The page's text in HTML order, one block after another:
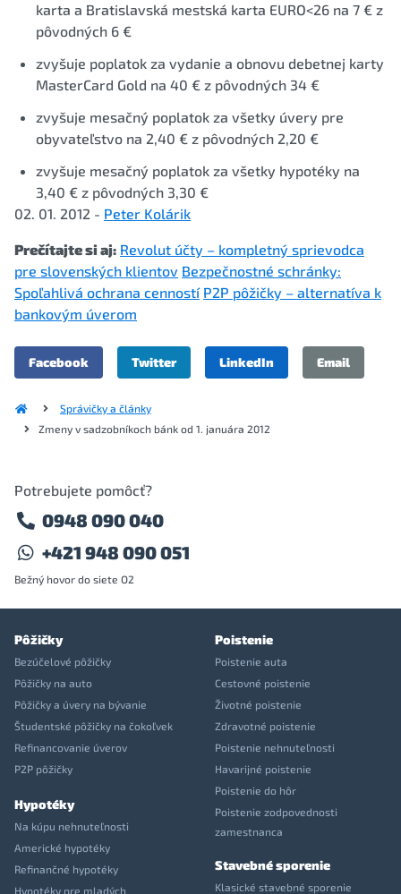
karta a Bratislavská mestská karta EURO<26 na 7 € z
pôvodných 6 €
zvyšuje poplatok za vydanie a obnovu debetnej karty
MasterCard Gold na 40 € z pôvodných 34 €
zvyšuje mesačný poplatok za všetky úvery pre
obyvateľstvo na 2,40 € z pôvodných 2,20 €
zvyšuje mesačný poplatok za všetky hypotéky na
3,40 € z pôvodných 3,30 €
02. 01. 2012 - Peter Kolárik
Prečítajte si aj: Revolut účty – kompletný sprievodca
pre slovenských klientov Bezpečnostné schránky:
Spoľahlivá ochrana cenností P2P pôžičky – alternatíva k
bankovým úverom
Facebook Twitter LinkedIn Email
Správičky a články
Zmeny v sadzobníkoch bánk od 1. januára 2012
Potrebujete pomôcť?
0948 090 040
+421 948 090 051
Bežný hovor do siete O2
Pôžičky
Bezúčelové pôžičky
Pôžičky na auto
Pôžičky a úvery na bývanie
Študentské pôžičky na čokoľvek
Refinancovanie úverov
P2P pôžičky
Hypotéky
Na kúpu nehnuteľnosti
Americké hypotéky
Refinančné hypotéky
Hypotéky pre mladých
Poistenie
Poistenie auta
Cestovné poistenie
Životné poistenie
Zdravotné poistenie
Poistenie nehnuteľnosti
Havarijné poistenie
Poistenie do hôr
Poistenie zodpovednosti
zamestnanca
Stavebné sporenie
Klasické stavebné sporenie